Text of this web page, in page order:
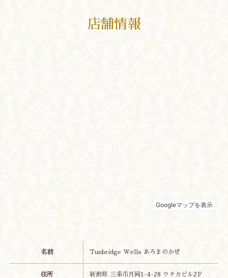
店舗情報
名前 Tunbridge Wells あろまのかぜ
住所 新潟県 三条市月岡1-4-28 ウチカビル2Ｆ